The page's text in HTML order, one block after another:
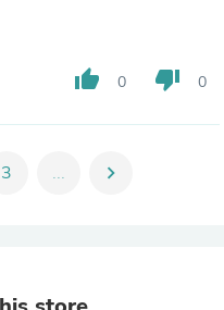
thumb_up 0 thumb_down 0
3 ... chevron_right